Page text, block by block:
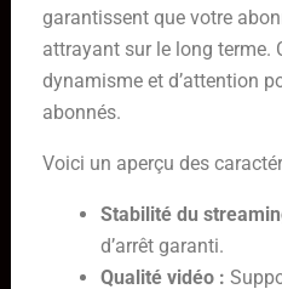
garantissent que votre
attrayant sur le long terme.
dynamisme et d’attention
abonnés.
Voici un aperçu des
Stabilité du
d’arrêt garanti.
Qualité vidéo :